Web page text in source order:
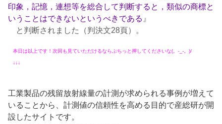
印象，記憶，連想等を総合して判断すると，類似の商標と
いうことはできないというべきである 』
と判断されました（判決文28頁）。
本日は以上です！次回も見ていただけるなら ぷちっと押してくださいな(。-_-。)/
↓↓↓
工業製品の残留放射線量の計測が求められる事例が増えて
いることから、計測値の信頼性を高める目的で産総研が開
設したサイトです。